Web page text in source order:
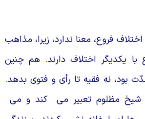
فروع، معنا ندارد، زيرا، مذاهب
يكديگر اختلاف دارند. هم چنين
نه فقيه تا رأى و فتوى بدهد.
مظلوم تعبير مى كند و مى